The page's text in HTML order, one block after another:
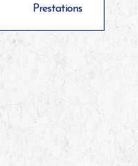
Prestations